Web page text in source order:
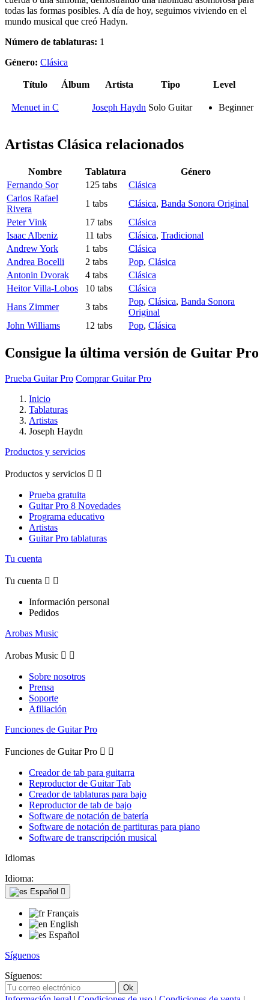
todas las formas posibles. A día de hoy, seguimos viviendo en el
mundo musical que creó Hadyn.
Número de tablaturas: 1
Género: Clásica
Título Álbum Artista Tipo Level
Menuet in C Joseph Haydn Solo Guitar Beginner
Artistas Clásica relacionados
Nombre Tablatura
Género
Fernando Sor
125 tabs
Clásica
Carlos Rafael
Rivera
1 tabs Clásica, Banda Sonora Original
Peter Vink
17 tabs
Clásica
Isaac Albeniz
11 tabs Clásica, Tradicional
Andrew York
1 tabs
Clásica
Andrea Bocelli
2 tabs Pop, Clásica
Antonin Dvorak
4 tabs
Clásica
Heitor Villa-Lobos
10 tabs
Clásica
Hans Zimmer
3 tabs
Pop, Clásica, Banda Sonora
Original
John Williams
12 tabs Pop, Clásica
Consigue la última versión de Guitar Pro
Prueba Guitar Pro Comprar Guitar Pro
Inicio
Tablaturas
Artistas
Joseph Haydn
Productos y servicios
Productos y servicios  
Prueba gratuita
Guitar Pro 8 Novedades
Programa educativo
Artistas
Guitar Pro tablaturas
Tu cuenta
Tu cuenta  
Información personal
Pedidos
Arobas Music
Arobas Music  
Sobre nosotros
Prensa
Soporte
Afiliación
Funciones de Guitar Pro
Funciones de Guitar Pro  
Creador de tab para guitarra
Reproductor de Guitar Tab
Creador de tablaturas para bajo
Reproductor de tab de bajo
Software de notación de batería
Software de notación de partituras para piano
Software de transcripción musical
Idiomas
Idioma:
Español 
Français
English
Español
Síguenos
Síguenos: